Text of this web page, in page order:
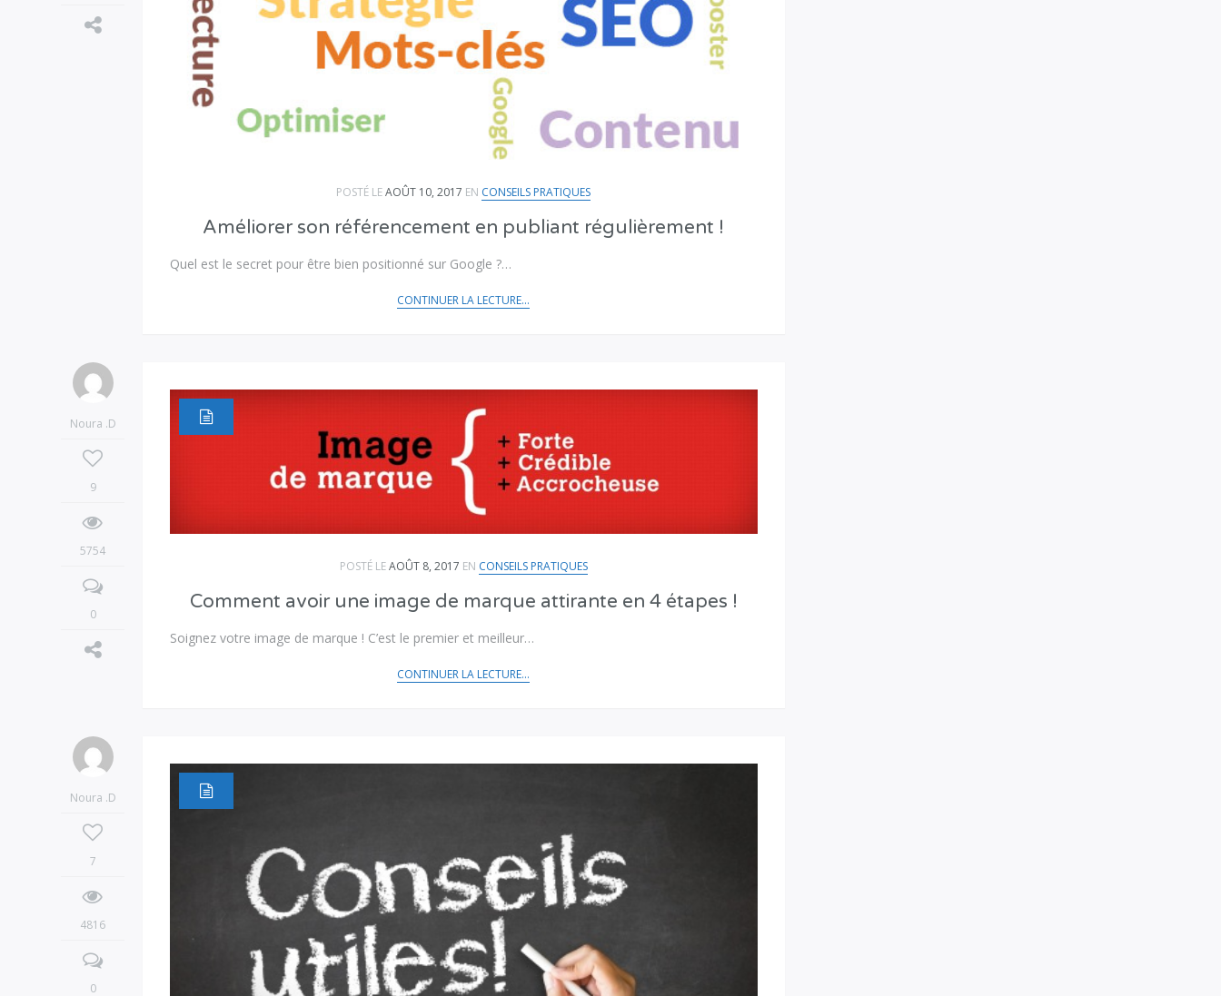
POSTÉ LEAOÛT 10, 2017 EN CONSEILS PRATIQUES
Améliorer son référencement en publiant régulièrement !
Quel est le secret pour être bien positionné sur Google ?…
CONTINUER LA LECTURE...
Noura .D
9
5754
0
POSTÉ LEAOÛT 8, 2017 EN CONSEILS PRATIQUES
Comment avoir une image de marque attirante en 4 étapes !
Soignez votre image de marque ! C’est le premier et meilleur…
CONTINUER LA LECTURE...
Noura .D
7
4816
0